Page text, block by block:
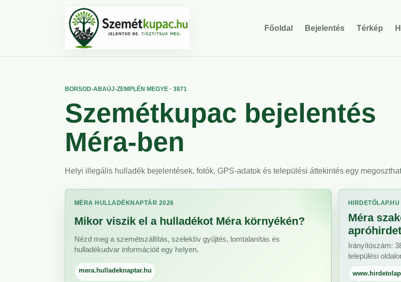
Főoldal Bejelentés Térkép
BORSOD-ABAÚJ-ZEMPLÉN MEGYE · 3871
Szemétkupac bejelentés
Méra-ben
Helyi illegális hulladék bejelentések, fotók, GPS-adatok és települési áttekintés egy
MÉRA HULLADÉKNAPTÁR 2026
Mikor viszik el a hulladékot Méra környékén?
Nézd meg a szemétszállítás, szelektív gyűjtés, lomtalanítás és
hulladékudvar információit egy helyen.
mera.hulladeknaptar.hu
HIRDETŐLAP.HU
Méra
Irányítószám:
települési